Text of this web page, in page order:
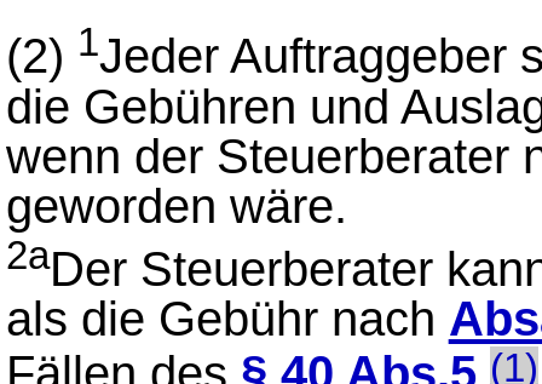
(2) 1Jeder Auftraggeber
die Gebühren und
wenn der Steuerberater
geworden wäre.
2aDer Steuerberater
als die Gebühr nach
(1)